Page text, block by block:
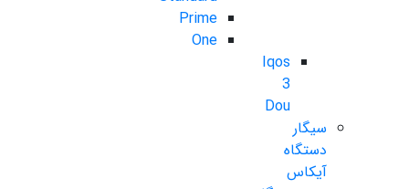
Prime
One
Iqos
3
Dou
سیگار
دستگاه
آیکاس